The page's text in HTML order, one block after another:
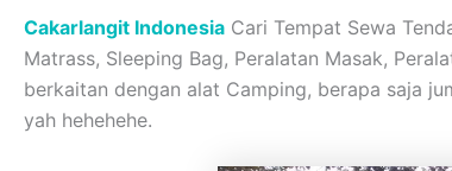
Cakarlangit Indonesia Cari Tempat Sewa
Matrass, Sleeping Bag, Peralatan Masak,
berkaitan dengan alat Camping, berapa saja
yah hehehehe.